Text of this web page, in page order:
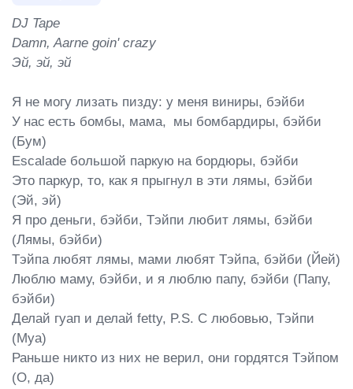
DJ Tape
Damn, Aarne goin' crazy
Эй, эй, эй
Я не могу лизать пизду: у меня виниры, бэйби
У нас есть бомбы, мама,  мы бомбардиры, бэйби
(Бум)
Escalade большой паркую на бордюры, бэйби
Это паркур, то, как я прыгнул в эти лямы, бэйби
(Эй, эй)
Я про деньги, бэйби, Тэйпи любит лямы, бэйби
(Лямы, бэйби)
Тэйпа любят лямы, мами любят Тэйпа, бэйби (Йей)
Люблю маму, бэйби, и я люблю папу, бэйби (Папу,
бэйби)
Делай гуап и делай fetty, P.S. С любовью, Тэйпи
(Муа)
Раньше никто из них не верил, они гордятся Тэйпом
(О, да)